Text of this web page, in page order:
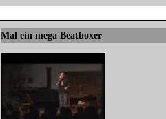
Mal ein mega Beatboxer